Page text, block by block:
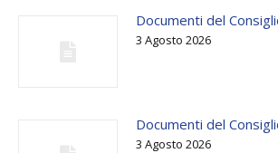
Documenti del
3 Agosto 2026
Documenti del
3 Agosto 2026